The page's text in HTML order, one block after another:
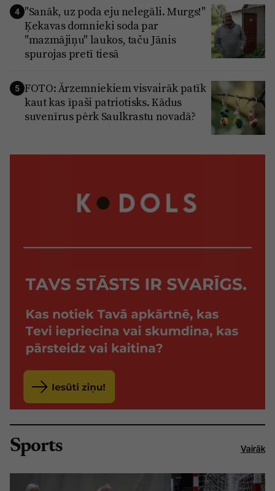
4 "Sanāk, uz poda eju nelegāli. Murgs!"
Ķekavas domnieki soda par
"mazmājiņu" laukos, taču Jānis
spurojas pretī tiesā
5 FOTO: Ārzemniekiem visvairāk patīk
kaut kas īpaši patriotisks. Kādus
suvenīrus pērk Saulkrastu novadā?
Sports Vairāk